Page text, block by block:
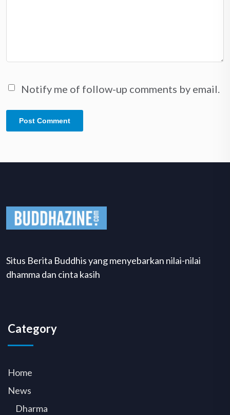
Notify me of follow-up comments by email.
Situs Berita Buddhis yang menyebarkan nilai-nilai
dhamma dan cinta kasih
Category
Home
News
Dharma